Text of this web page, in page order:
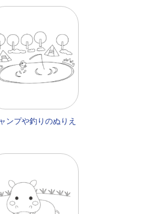
ンプや釣りのぬりえ